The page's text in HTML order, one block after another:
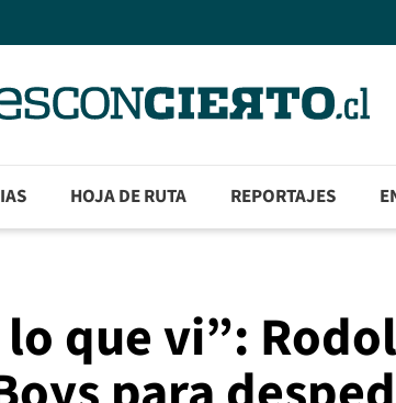
HOJA DE RUTA REPORTAJES
que vi”: